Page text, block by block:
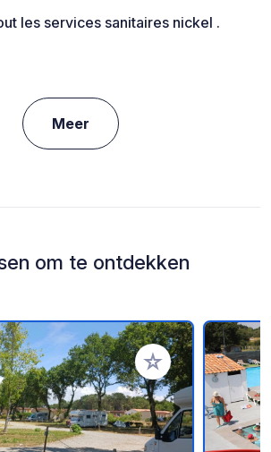
les services sanitaires nickel .
Meer
om te ontdekken
Voeg toe aan je